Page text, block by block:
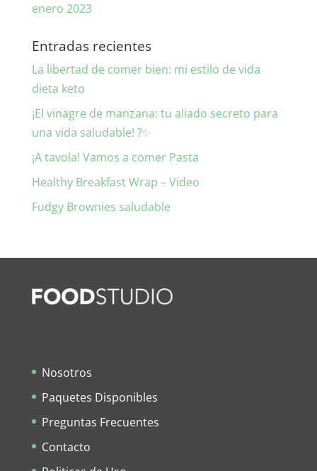
enero 2023
Entradas recientes
La libertad de comer bien: mi estilo de vida
dieta keto
¡El vinagre de manzana: tu aliado secreto para
una vida saludable! ?✨
¡A tavola! Vamos a comer Pasta
Healthy Breakfast Wrap – Video
Fudgy Brownies saludable
Nosotros
Paquetes Disponibles
Preguntas Frecuentes
Contacto